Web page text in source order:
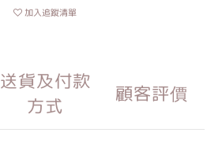
加入追蹤清單
送貨及付款
方式
顧客評價